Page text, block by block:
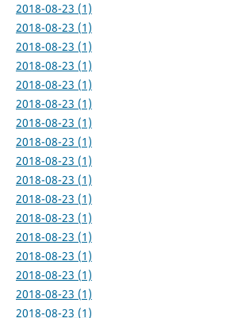
2018-08-23 (1)
2018-08-23 (1)
2018-08-23 (1)
2018-08-23 (1)
2018-08-23 (1)
2018-08-23 (1)
2018-08-23 (1)
2018-08-23 (1)
2018-08-23 (1)
2018-08-23 (1)
2018-08-23 (1)
2018-08-23 (1)
2018-08-23 (1)
2018-08-23 (1)
2018-08-23 (1)
2018-08-23 (1)
2018-08-23 (1)